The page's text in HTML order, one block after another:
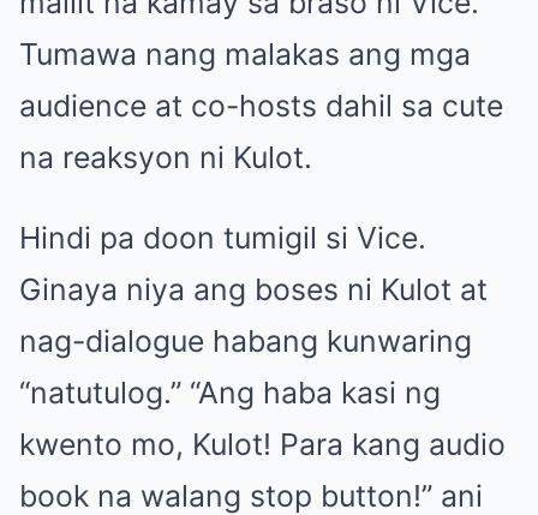
Tumawa nang malakas ang mga
audience at co-hosts dahil sa cute
na reaksyon ni Kulot.
Hindi pa doon tumigil si Vice.
Ginaya niya ang boses ni Kulot at
nag-dialogue habang kunwaring
“natutulog.” “Ang haba kasi ng
kwento mo, Kulot! Para kang audio
book na walang stop button!” ani